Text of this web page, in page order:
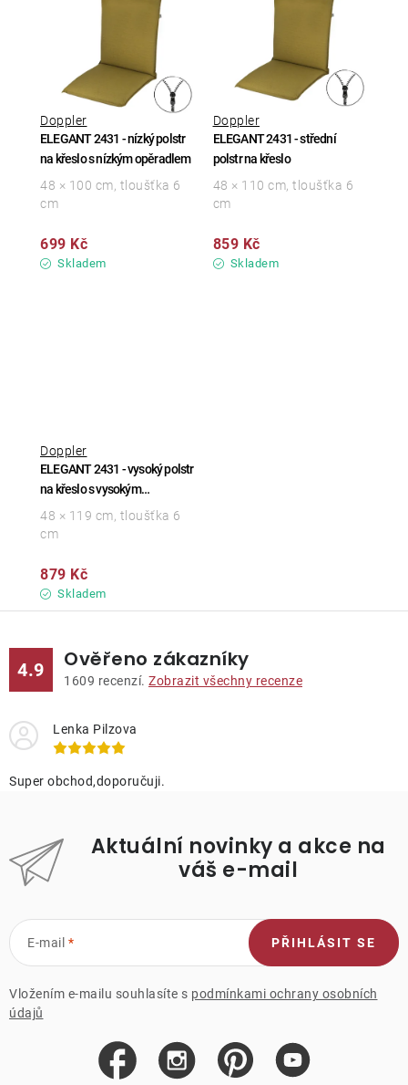
ELEGANT 2431 - nízký polstr
na křeslo s nízkým opěradlem
Doppler
Skladem
699 Kč
48 × 100 cm, tloušťka 6
cm
ELEGANT 2431 - střední
polstr na křeslo
Doppler
Skladem
859 Kč
48 × 110 cm, tloušťka 6
cm
ELEGANT 2431 - vysoký polstr
na křeslo s vysokým
opěradlem
Doppler
Skladem
879 Kč
48 × 119 cm, tloušťka 6
cm
4.9 Ověřeno zákazníky
1609 recenzí. Zobrazit všechny recenze
Lenka Pilzova
Super obchod,doporučuji.
Aktuální novinky a akce na
váš e-mail
E-mail
Vložením e-mailu souhlasíte s podmínkami ochrany osobních
údajů
PŘIHLÁSIT SE